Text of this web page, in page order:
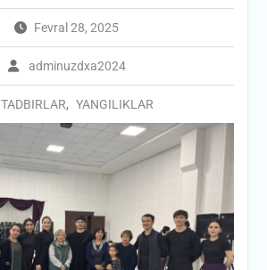
Fevral 28, 2025
adminuzdxa2024
TADBIRLAR, YANGILIKLAR